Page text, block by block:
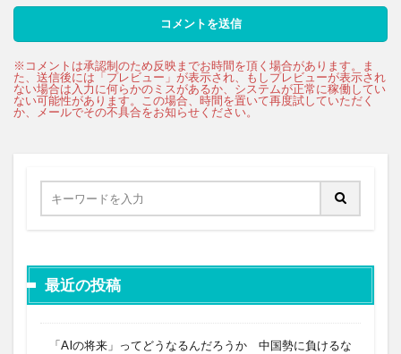
最近の投稿
「AIの将来」ってどうなるんだろうか 中国勢に負けるな